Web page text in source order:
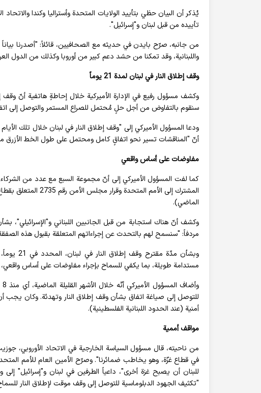
يُذكر أن البيان حظي بتأييد الولايات المتحدة وأستراليا وكندا والاتحاد
تأييده من قبل لبنان و"إسرائيل".
واللبنانية، وقد تمكنا من حشد دعم كبير من أوروبا وكذلك من الدول
وقف إطلاق النار في لبنان لمدة 21 يوماً
سنقوم بالتفاوض من أجل حلٍ مُحتمل للصراع المستمر والتوصل إلى
أنّ "المناقشات تسير نحو اتفاقٍ كامل ومحتمل على طول الخط الأزرق
مفاوضات على أساس واقعي
كما لفت المسؤول الأميركي إلى أنّ مجموعة السبع مع عدد من الشركاء
الماضي).
وكشف أنّ هناك استجابة من قبل الجانبين اللبناني و"الإسرائيلي"،
مردفاً: "سنسمح لهم بالتحدث عن إجراءاتهم المتعلقة بقبول هذه
وبشأن
مستدامة طويلة، بما يكفي للسماح بإجراء مفاوضات على أساس
للتوصل إلى صياغة اتفاق بشأن وقف إطلاق النار وتهدئة. وكان يجب
أمنية (عند الحدود اللبنانية الفلسطينية).
مواقف أممية
من ناحيته، قال مسؤول السياسة الخارجية في الاتحاد الأوروبي،
في قطاع غزّة، وهو يخاطب ضمائرنا". وصرّح الأمين العام للأمم
للبنان أن يصبح غزة أخرى"، داعياً الطرفين في لبنان و"إسرائيل"
"تكثيف الجهود الدبلوماسية للتوصل إلى وقف موقت لإطلاق النار